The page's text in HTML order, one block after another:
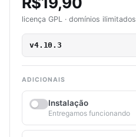
licença GPL · domínios ilimitados
v4.10.3
ADICIONAIS
Instalação
Entregamos funcionando